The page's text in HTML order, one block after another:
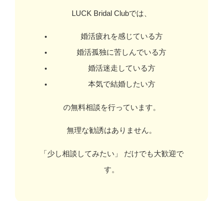
LUCK Bridal Clubでは、
婚活疲れを感じている方
婚活孤独に苦しんでいる方
婚活迷走している方
本気で結婚したい方
の無料相談を行っています。
無理な勧誘はありません。
「少し相談してみたい」 だけでも大歓迎で
す。